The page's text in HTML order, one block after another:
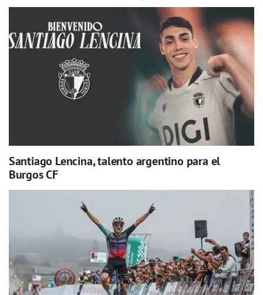
Santiago Lencina, talento argentino para el
Burgos CF